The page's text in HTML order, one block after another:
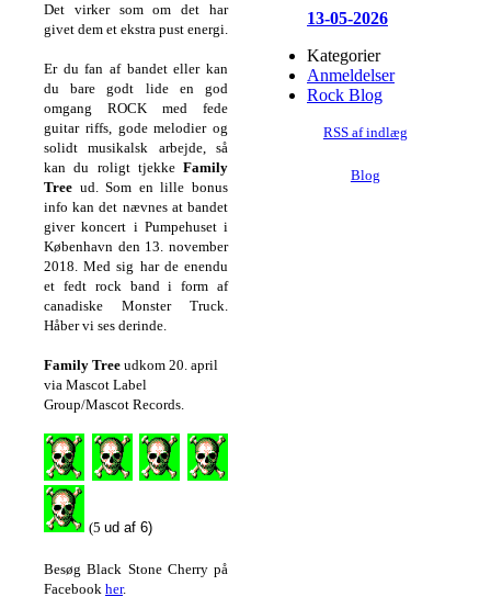
Det virker som om det har
givet dem et ekstra pust energi.
Er du fan af bandet eller kan
du bare godt lide en god
omgang ROCK med fede
guitar riffs, gode melodier og
solidt musikalsk arbejde, så
kan du roligt tjekke Family
Tree ud. Som en lille bonus
info kan det nævnes at bandet
giver koncert i Pumpehuset i
København den 13. november
2018. Med sig har de enendu
et fedt rock band i form af
canadiske Monster Truck.
Håber vi ses derinde.
Family Tree udkom 20. april
via Mascot Label
Group/Mascot Records.
(5 ud af 6)
Besøg Black Stone Cherry på
Facebook her.
13-05-2026
Kategorier
Anmeldelser
Rock Blog
RSS af indlæg
Blog